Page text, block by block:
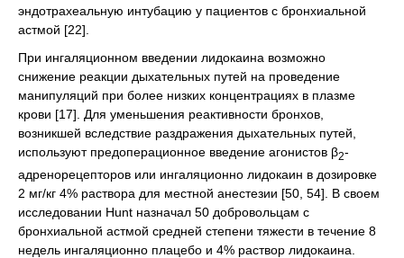
эндотрахеальную интубацию у пациентов с бронхиальной
астмой [22].
При ингаляционном введении лидокаина возможно
снижение реакции дыхательных путей на проведение
манипуляций при более низких концентрациях в плазме
крови [17]. Для уменьшения реактивности бронхов,
возникшей вследствие раздражения дыхательных путей,
используют предоперационное введение агонистов β2-
адренорецепторов или ингаляционно лидокаин в дозировке
2 мг/кг 4% раствора для местной анестезии [50, 54]. В своем
исследовании Hunt назначал 50 добровольцам с
бронхиальной астмой средней степени тяжести в течение 8
недель ингаляционно плацебо и 4% раствор лидокаина.